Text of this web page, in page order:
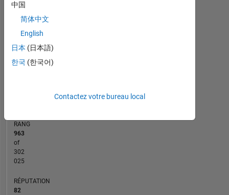
CONTRIBUTIONS 10
4
8
RANG
963
of
302
025
RÉPUTATION
82
中国
简体中文
English
日本 (日本語)
한국 (한국어)
Contactez votre bureau local